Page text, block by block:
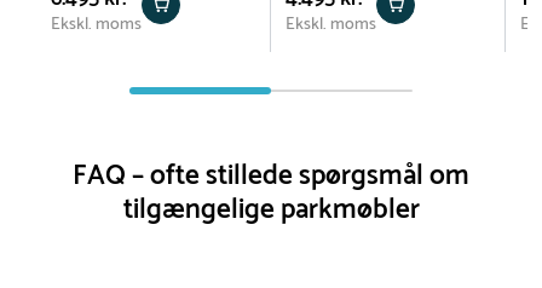
Ekskl. moms Ekskl. moms
FAQ – ofte stillede spørgsmål om
tilgængelige parkmøbler